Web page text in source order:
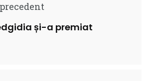
și-a premiat